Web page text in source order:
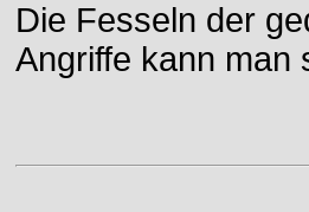
Die Fesseln der
Angriffe kann man